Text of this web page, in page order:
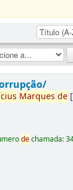
Marques de
dechamada: